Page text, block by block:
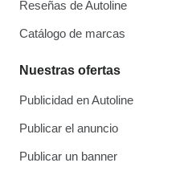
Reseñas de Autoline
Catálogo de marcas
Nuestras ofertas
Publicidad en Autoline
Publicar el anuncio
Publicar un banner